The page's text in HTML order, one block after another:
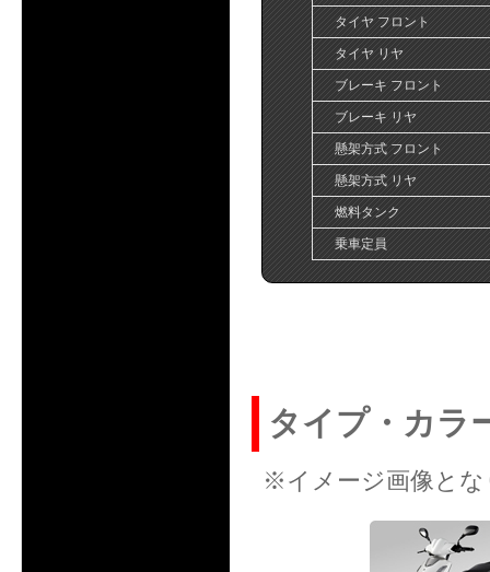
タイヤ フロント
タイヤ リヤ
ブレーキ フロント
ブレーキ リヤ
懸架方式 フロント
懸架方式 リヤ
燃料タンク
乗車定員
タイプ・カラ
※イメージ画像とな